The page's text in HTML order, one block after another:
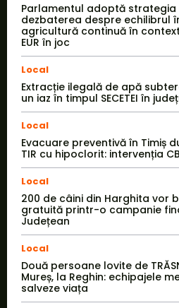
Parlamentul adoptă strategia
dezbaterea despre echilibrul
agricultură continuă în
EUR în joc
Local
Extracție ilegală de apă
un iaz în timpul SECETEI în
Local
Evacuare preventivă în Timiș
TIR cu hipoclorit: intervenția
Local
200 de câini din Harghita vor
gratuită printr-o campanie
Județean
Local
Două persoane lovite de
Mureș, la Reghin: echipajele
salveze viața